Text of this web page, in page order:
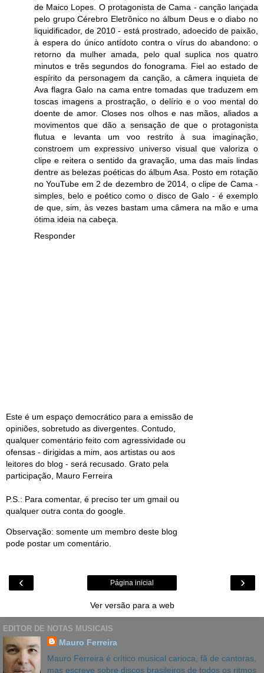
de Maico Lopes. O protagonista de Cama - canção lançada
pelo grupo Cérebro Eletrônico no álbum Deus e o diabo no
liquidificador, de 2010 - está prostrado, adoecido de paixão,
à espera do único antídoto contra o vírus do abandono: o
retorno da mulher amada, pelo qual suplica nos quatro
minutos e três segundos do fonograma. Fiel ao estado de
espírito da personagem da canção, a câmera inquieta de
Ava flagra Galo na cama entre tomadas que traduzem em
toscas imagens a prostração, o delírio e o voo mental do
doente de amor. Closes nos olhos e nas mãos, aliados a
movimentos que dão a sensação de que o protagonista
flutua e levanta um voo restrito à sua imaginação,
constroem um expressivo universo visual que valoriza o
clipe e reitera o sentido da gravação, uma das mais lindas
dentre as belezas poéticas do álbum Asa. Posto em rotação
no YouTube em 2 de dezembro de 2014, o clipe de Cama -
simples, belo e poético como o disco de Galo - é exemplo
de que, sim, às vezes bastam uma câmera na mão e uma
ótima ideia na cabeça.
Responder
Este é um espaço democrático para a emissão de
opiniões, sobretudo as divergentes. Contudo,
qualquer comentário feito com agressividade ou
ofensas - dirigidas a mim, aos artistas ou aos
leitores do blog - será recusado. Grato pela
participação, Mauro Ferreira
P.S.: Para comentar, é preciso ter um gmail ou
qualquer outra conta do google.
Observação: somente um membro deste blog
pode postar um comentário.
‹ ›
Página inicial
Ver versão para a web
EDITOR DE NOTAS MUSICAIS
Mauro Ferreira
Mauro Ferreira é crítico musical carioca, fã de cantoras,
mas escreve sobre discos brasileiros de todos os ritmos